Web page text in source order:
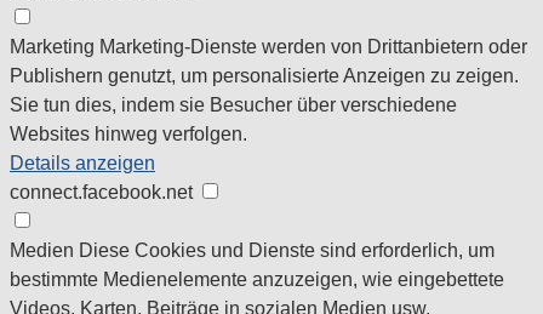
Marketing Marketing-Dienste werden von Drittanbietern oder
Publishern genutzt, um personalisierte Anzeigen zu zeigen.
Sie tun dies, indem sie Besucher über verschiedene
Websites hinweg verfolgen.
Details anzeigen
connect.facebook.net
Medien Diese Cookies und Dienste sind erforderlich, um
bestimmte Medienelemente anzuzeigen, wie eingebettete
Videos, Karten, Beiträge in sozialen Medien usw.